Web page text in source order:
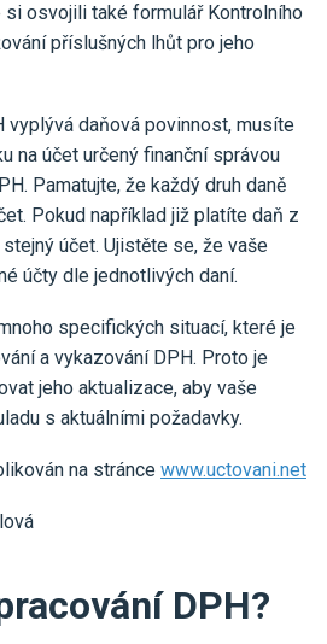
osvojili také formulář Kontrolního
příslušných lhůt pro jeho
vyplývá daňová povinnost, musíte
na účet určený finanční správou
Pamatujte, že každý druh daně
Pokud například již platíte daň z
účet. Ujistěte se, že vaše
účty dle jednotlivých daní.
specifických situací, které je
a vykazování DPH. Proto je
jeho aktualizace, aby vaše
s aktuálními požadavky.
na stránce www.uctovani.net
DPH?